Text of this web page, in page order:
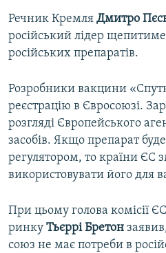
Речник Кремля Дмитро
російський лідер
російських препаратів.
Розробники вакцини
реєстрацію в Євросоюзі.
розгляді Європейського
засобів. Якщо препарат
регулятором, то країни ЄС
використовувати його для
При цьому голова комісії
ринку Тьєррі Бретон
союз не має потреби в